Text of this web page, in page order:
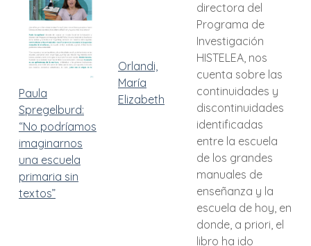
Paula
Spregelburd:
“No podríamos
imaginarnos
una escuela
primaria sin
textos”
Orlandi,
María
Elizabeth
directora del
Programa de
Investigación
HISTELEA, nos
cuenta sobre las
continuidades y
discontinuidades
identificadas
entre la escuela
de los grandes
manuales de
enseñanza y la
escuela de hoy, en
donde, a priori, el
libro ha ido